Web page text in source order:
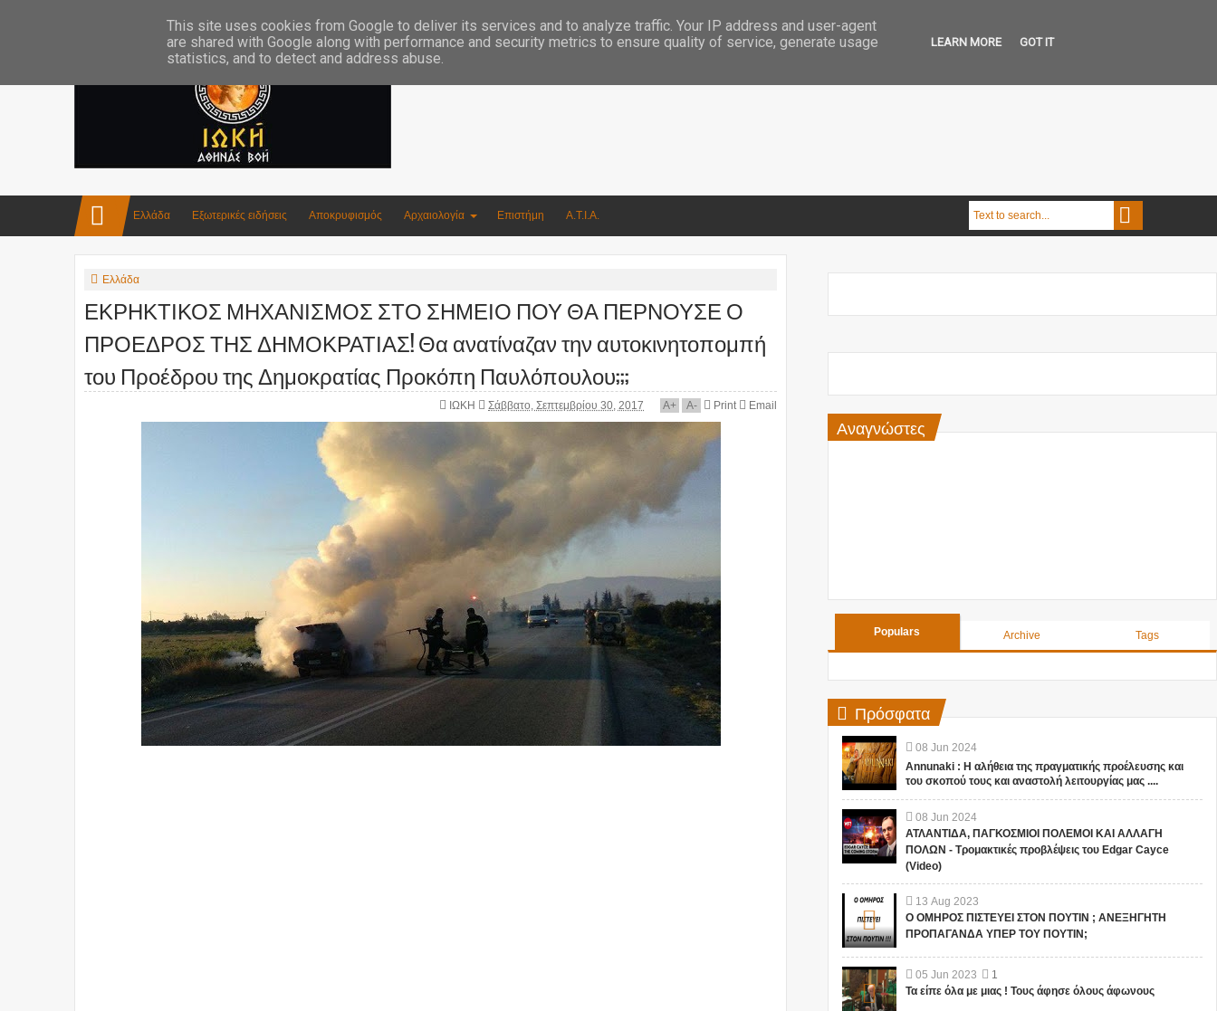
Ελλάδα Εξωτερικές ειδήσεις Αποκρυφισμός Αρχαιολογία Επιστήμη Α.Τ.Ι.Α.
Ελλάδα
ΕΚΡΗΚΤΙΚΟΣ ΜΗΧΑΝΙΣΜΟΣ ΣΤΟ ΣΗΜΕΙΟ ΠΟΥ ΘΑ ΠΕΡΝΟΥΣΕ Ο
ΠΡΟΕΔΡΟΣ ΤΗΣ ΔΗΜΟΚΡΑΤΙΑΣ! Θα ανατίναζαν την αυτοκινητοπομπή
του Προέδρου της Δημοκρατίας Προκόπη Παυλόπουλου;;;
ΙΩΚΗ Σάββατο, Σεπτεμβρίου 30, 2017 A+ A- Print Email
Αναγνώστες
Populars Archive Tags
Πρόσφατα
08 Jun 2024
Annunaki : Η αλήθεια της πραγματικής προέλευσης και
του σκοπού τους και αναστολή λειτουργίας μας ....
08 Jun 2024
ΑΤΛΑΝΤΙΔΑ, ΠΑΓΚΟΣΜΙΟΙ ΠΟΛΕΜΟΙ ΚΑΙ ΑΛΛΑΓΗ
ΠΟΛΩΝ - Τρομακτικές προβλέψεις του Edgar Cayce
(Video)
13 Aug 2023
Ο ΟΜΗΡΟΣ ΠΙΣΤΕΥΕΙ ΣΤΟΝ ΠΟΥΤΙΝ ; ΑΝΕΞΗΓΗΤΗ
ΠΡΟΠΑΓΑΝΔΑ ΥΠΕΡ ΤΟΥ ΠΟΥΤΙΝ;
05 Jun 2023
1
Τα είπε όλα με μιας ! Τους άφησε όλους άφωνους
This site uses cookies from Google to deliver its services and to analyze traffic. Your IP address and user-agent
are shared with Google along with performance and security metrics to ensure quality of service, generate usage
statistics, and to detect and address abuse.
LEARN MORE GOT IT